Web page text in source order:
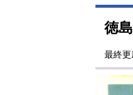
徳
最終更